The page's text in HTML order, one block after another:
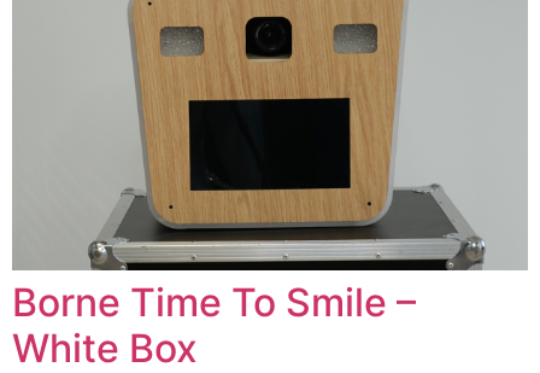
Borne Time To Smile –
White Box